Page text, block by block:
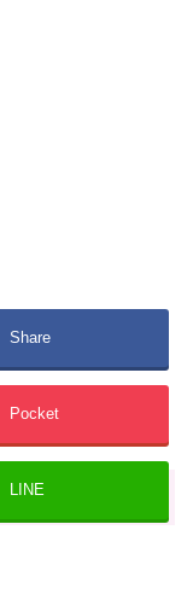
Share
Pocket
LINE